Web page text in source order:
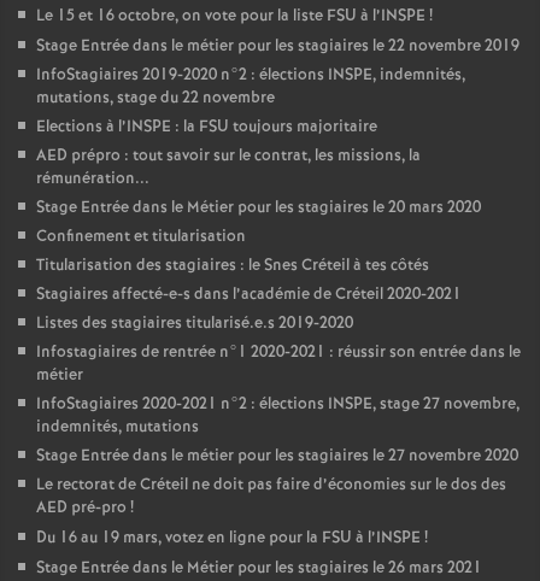
Le 15 et 16 octobre, on vote pour la liste FSU à l’INSPE !
Stage Entrée dans le métier pour les stagiaires le 22 novembre 2019
InfoStagiaires 2019-2020 n°2 : élections INSPE, indemnités,
mutations, stage du 22 novembre
Elections à l’INSPE : la FSU toujours majoritaire
AED prépro : tout savoir sur le contrat, les missions, la
rémunération...
Stage Entrée dans le Métier pour les stagiaires le 20 mars 2020
Confinement et titularisation
Titularisation des stagiaires : le Snes Créteil à tes côtés
Stagiaires affecté-e-s dans l’académie de Créteil 2020-2021
Listes des stagiaires titularisé.e.s 2019-2020
Infostagiaires de rentrée n°1 2020-2021 : réussir son entrée dans le
métier
InfoStagiaires 2020-2021 n°2 : élections INSPE, stage 27 novembre,
indemnités, mutations
Stage Entrée dans le métier pour les stagiaires le 27 novembre 2020
Le rectorat de Créteil ne doit pas faire d’économies sur le dos des
AED pré-pro !
Du 16 au 19 mars, votez en ligne pour la FSU à l’INSPE !
Stage Entrée dans le Métier pour les stagiaires le 26 mars 2021